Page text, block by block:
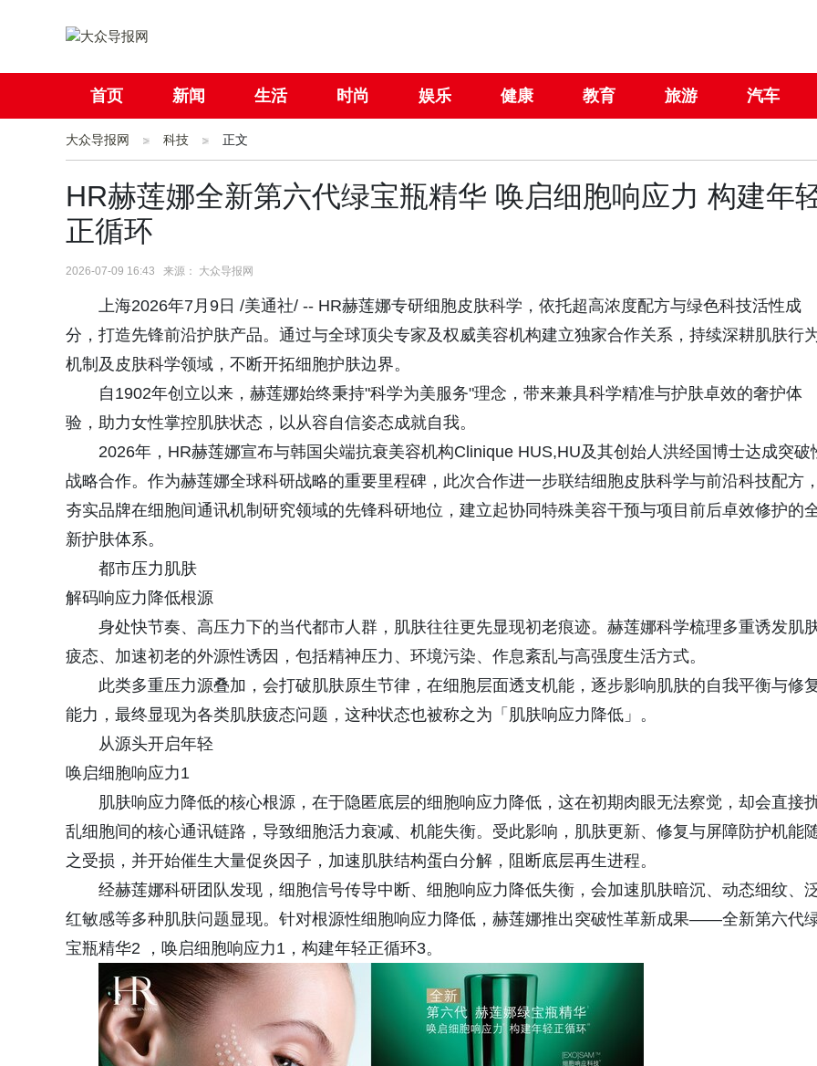
首页 新闻 生活 时尚 娱乐 健康 教育 旅游 汽车
社会 国际
大众导报网 科技 正文
HR赫莲娜全新第六代绿宝瓶精华‌‌ 唤启细胞响应力‌ 构建年
正循环
2026-07-09 16:43 来源： 大众导报网
上海2026年7月9日 /美通社/ -- HR赫莲娜专研细胞皮肤科学，依托超高浓度配方与绿色科技活性成
分，打造先锋前沿护肤产品。通过与全球顶尖专家及权威美容机构建立独家合作关系，持续深耕肌肤行
机制及皮肤科学领域，不断开拓细胞护肤边界。
自1902年创立以来，赫莲娜始终秉持"科学为美服务"理念，带来兼具科学精准与护肤卓效的奢护体
验，助力女性掌控肌肤状态，以从容自信姿态成就自我。
2026年，HR赫莲娜宣布与韩国尖端抗衰美容机构Clinique HUS,HU及其创始人洪经国博士达成突破
战略合作。作为赫莲娜全球科研战略的重要里程碑，此次合作进一步联结细胞皮肤科学与前沿科技配方
夯实品牌在细胞间通讯机制研究领域的先锋科研地位，建立起协同特殊美容干预与项目前后卓效修护的
新护肤体系。
都市压力肌肤
解码响应力降低根源
身处快节奏、高压力下的当代都市人群，肌肤往往更先显现初老痕迹。赫莲娜科学梳理多重诱发肌
疲态、加速初老的外源性诱因，包括精神压力、环境污染、作息紊乱与高强度生活方式。
此类多重压力源叠加，会打破肌肤原生节律，在细胞层面透支机能，逐步影响肌肤的自我平衡与修
能力，最终显现为各类肌肤疲态问题，这种状态也被称之为「肌肤响应力降低」。
从源头开启年轻
唤启细胞响应力1
肌肤响应力降低的核心根源，在于隐匿底层的细胞响应力降低，这在初期肉眼无法察觉，却会直接
乱细胞间的核心通讯链路，导致细胞活力衰减、机能失衡。受此影响，肌肤更新、修复与屏障防护机能
之受损，并开始催生大量促炎因子，加速肌肤结构蛋白分解，阻断底层再生进程。
经赫莲娜科研团队发现，细胞信号传导中断、细胞响应力降低失衡，会加速肌肤暗沉、动态细纹、
红敏感等多种肌肤问题显现。针对根源性细胞响应力降低，赫莲娜推出突破性革新成果——全新第六代
宝瓶精华2‌ ，唤启细胞响应力1，构建年轻正循环3。